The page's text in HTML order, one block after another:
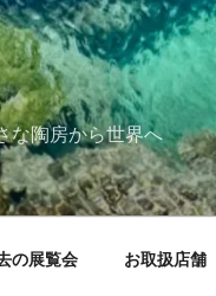
な陶房から世界へ
の展覧会 お取扱店